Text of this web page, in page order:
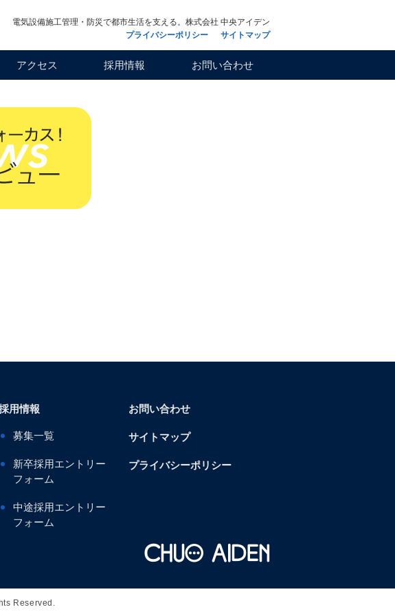
電気設備施工管理・防災で都市生活を支える。 株式会社 中央アイデン
アクセス 採用情報 お問い合わせ
プライバシーポリシー サイトマップ
用情報
募集一覧
新卒採用エントリー
フォーム
中途採用エントリー
フォーム
お問い合わせ
サイトマップ
プライバシーポリシー
Reserved.